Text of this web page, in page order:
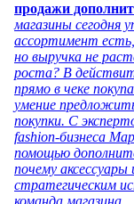
продажи
магазины сегодня
ассортимент
но выручка не
роста? В
прямо в чеке
умение
покупки. С
fashion-бизнеса
помощью
почему
стратегическим
команда магазина.